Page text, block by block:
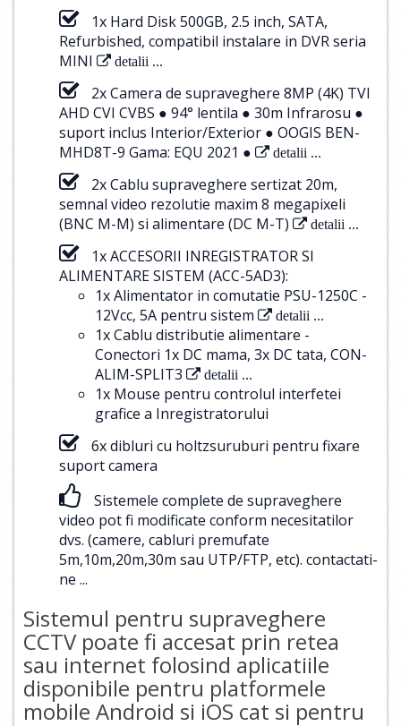
1x Hard Disk 500GB, 2.5 inch, SATA,
Refurbished, compatibil instalare in DVR seria
MINI
detalii ...
2x Camera de supraveghere 8MP (4K) TVI
AHD CVI CVBS ● 94° lentila ● 30m Infrarosu ●
suport inclus Interior/Exterior ● OOGIS BEN-
MHD8T-9 Gama: EQU 2021 ●
detalii ...
2x Cablu supraveghere sertizat 20m,
semnal video rezolutie maxim 8 megapixeli
(BNC M-M) si alimentare (DC M-T)
detalii ...
1x ACCESORII INREGISTRATOR SI
ALIMENTARE SISTEM (ACC-5AD3):
1x Alimentator in comutatie PSU-1250C -
12Vcc, 5A pentru sistem
detalii ...
1x Cablu distributie alimentare -
Conectori 1x DC mama, 3x DC tata, CON-
ALIM-SPLIT3
detalii ...
1x Mouse pentru controlul interfetei
grafice a Inregistratorului
6x dibluri cu holtzsuruburi pentru fixare
suport camera
Sistemele complete de supraveghere
video pot fi modificate conform necesitatilor
dvs. (camere, cabluri premufate
5m,10m,20m,30m sau UTP/FTP, etc). contactati-
ne ...
Sistemul pentru supraveghere
CCTV poate fi accesat prin retea
sau internet folosind aplicatiile
disponibile pentru platformele
mobile Android si iOS cat si pentru